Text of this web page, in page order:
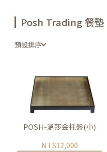
Posh Trading 餐墊
預設排序
POSH-溫莎金托盤(小)
NT$12,000